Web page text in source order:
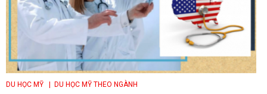
DU HỌC MỸ | DU HỌC MỸ THEO NGÀNH